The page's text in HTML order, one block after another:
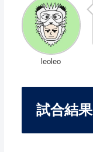
leoleo
試合結果